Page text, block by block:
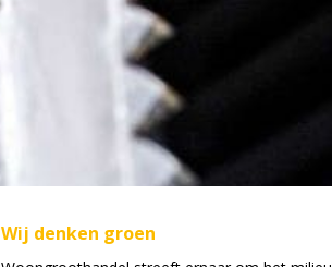
Wij denken groen